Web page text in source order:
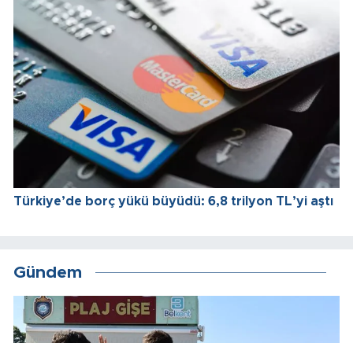
Türkiye’de borç yükü büyüdü: 6,8 trilyon TL’yi aştı
Gündem